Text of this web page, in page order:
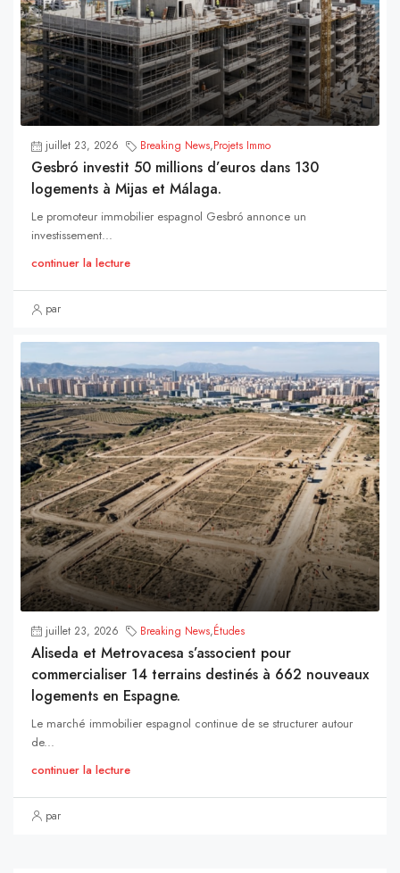
juillet 23, 2026 Breaking News,Projets Immo
Gesbró investit 50 millions d’euros dans 130
logements à Mijas et Málaga.
Le promoteur immobilier espagnol Gesbró annonce un
investissement...
continuer la lecture
par
juillet 23, 2026 Breaking News,Études
Aliseda et Metrovacesa s’associent pour
commercialiser 14 terrains destinés à 662 nouveaux
logements en Espagne.
Le marché immobilier espagnol continue de se structurer autour
de...
continuer la lecture
par